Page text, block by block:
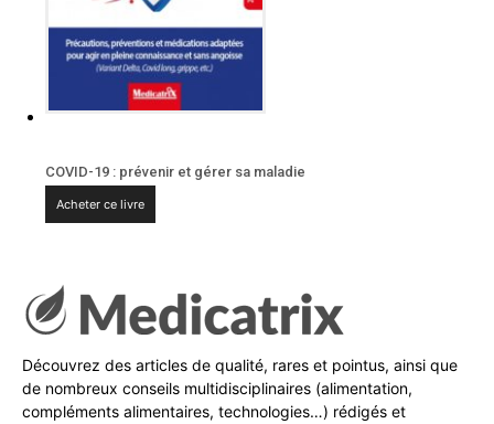
COVID-19 : prévenir et gérer sa maladie
Acheter ce livre
Découvrez des articles de qualité, rares et pointus, ainsi que
de nombreux conseils multidisciplinaires (alimentation,
compléments alimentaires, technologies…) rédigés et